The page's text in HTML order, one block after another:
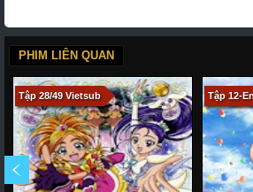
PHIM LIÊN QUAN
Tập 28/49 Vietsub Tập 12-